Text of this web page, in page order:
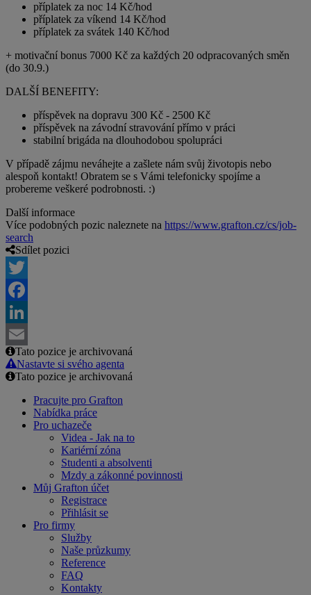
příplatek za noc 14 Kč/hod
příplatek za víkend 14 Kč/hod
příplatek za svátek 140 Kč/hod
+ motivační bonus 7000 Kč za každých 20 odpracovaných směn
(do 30.9.)
DALŠÍ BENEFITY:
příspěvek na dopravu 300 Kč - 2500 Kč
příspěvek na závodní stravování přímo v práci
stabilní brigáda na dlouhodobou spolupráci
V případě zájmu neváhejte a zašlete nám svůj životopis nebo
alespoň kontakt! Obratem se s Vámi telefonicky spojíme a
probereme veškeré podrobnosti. :)
Další informace
Více podobných pozic naleznete na https://www.grafton.cz/cs/job-
search
Sdílet pozici
Twitter
Facebook
LinkedIn
Email
Tato pozice je archivovaná
Nastavte si svého agenta
Tato pozice je archivovaná
Pracujte pro Grafton
Nabídka práce
Pro uchazeče
Videa - Jak na to
Kariérní zóna
Studenti a absolventi
Mzdy a zákonné povinnosti
Můj Grafton účet
Registrace
Přihlásit se
Pro firmy
Služby
Naše průzkumy
Reference
FAQ
Kontakty